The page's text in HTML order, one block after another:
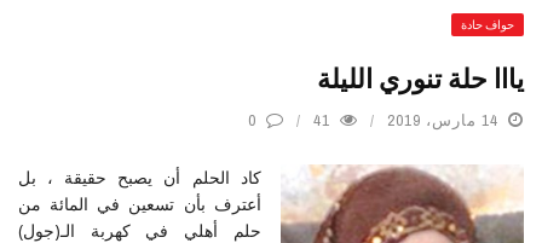
حواف حادة
يااا حلة تنوري الليلة
14 مارس، 2019 41
0
كاد الحلم أن يصبح حقيقة ، بل
أعترف بأن تسعين في المائة من
حلم أهلي في كهربة الـ(جول)